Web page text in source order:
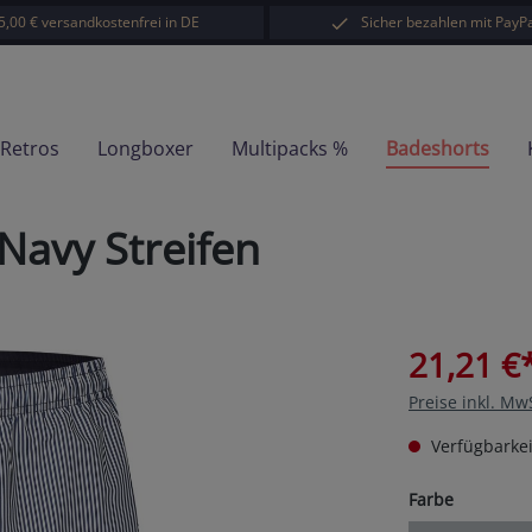
€ versandkostenfrei in DE Sicher bezahlen mit
Longboxer Multipacks % Badeshorts
Streifen
21,21
Preise inkl.
Farbeauswählen